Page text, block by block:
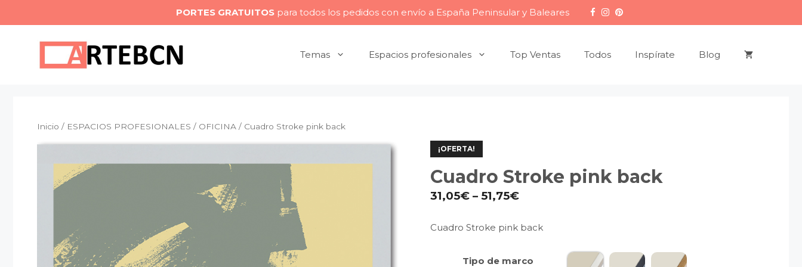
PORTES GRATUITOSpara todos los pedidos con envío a España Peninsular y Baleares
Temas Espacios profesionales Top Ventas Todos Inspírate Blog
Inicio / ESPACIOS PROFESIONALES / OFICINA / Cuadro Stroke pink back
¡OFERTA!
Cuadro Stroke pink back
31,05€– 51,75€
Cuadro Stroke pink back
Tipo de marco